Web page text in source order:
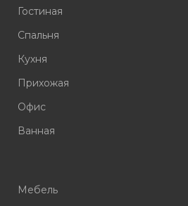
Гостиная
Спальня
Кухня
Прихожая
Офис
Ванная
Мебель